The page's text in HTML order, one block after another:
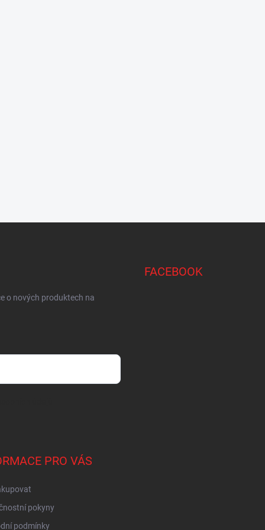
o nových produktech na
FACEBOOK
PRO VÁS
pokyny
podmínky